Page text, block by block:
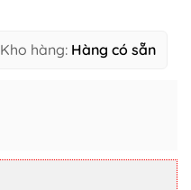
Kho hàng: Hàng có sẵn